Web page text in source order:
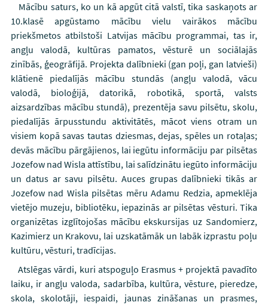
Mācību saturs, ko un kā apgūt citā valstī, tika saskaņots ar
10.klasē apgūstamo mācību vielu vairākos mācību
priekšmetos atbilstoši Latvijas mācību programmai, tas ir,
angļu valodā, kultūras pamatos, vēsturē un sociālajās
zinībās, ģeogrāfijā. Projekta dalībnieki (gan poļi, gan latvieši)
klātienē piedalījās mācību stundās (angļu valodā, vācu
valodā, bioloģijā, datorikā, robotikā, sportā, valsts
aizsardzības mācību stundā), prezentēja savu pilsētu, skolu,
piedalījās ārpusstundu aktivitātēs, mācot viens otram un
visiem kopā savas tautas dziesmas, dejas, spēles un rotaļas;
devās mācību pārgājienos, lai iegūtu informāciju par pilsētas
Jozefow nad Wisla attīstību, lai salīdzinātu iegūto informāciju
un datus ar savu pilsētu. Auces grupas dalībnieki tikās ar
Jozefow nad Wisla pilsētas mēru Adamu Redzia, apmeklēja
vietējo muzeju, bibliotēku, iepazinās ar pilsētas vēsturi. Tika
organizētas izglītojošas mācību ekskursijas uz Sandomierz,
Kazimierz un Krakovu, lai uzskatāmāk un labāk izprastu poļu
kultūru, vēsturi, tradīcijas.
Atslēgas vārdi, kuri atspoguļo Erasmus + projektā pavadīto
laiku, ir angļu valoda, sadarbība, kultūra, vēsture, pieredze,
skola, skolotāji, iespaidi, jaunas zināšanas un prasmes,